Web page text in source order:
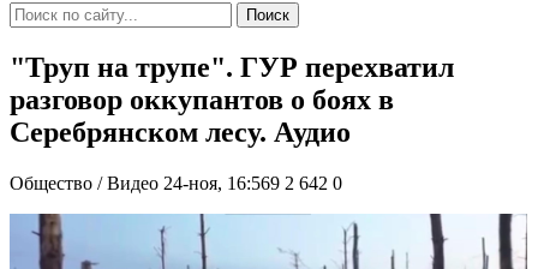
Поиск
"Труп на трупе". ГУР перехватил
разговор оккупантов о боях в
Серебрянском лесу. Аудио
Общество / Видео 24-ноя, 16:569 2 642 0